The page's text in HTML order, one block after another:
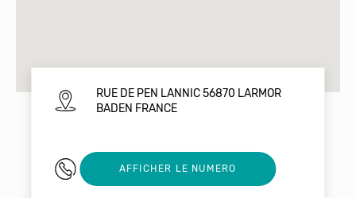
RUE DE PEN LANNIC 56870 LARMOR
BADEN FRANCE
0297681000
AFFICHER LE NUMERO